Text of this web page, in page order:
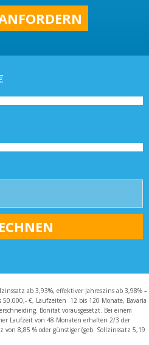
ab 3,93%, effektiver Jahreszins ab 3,98% –
50.000,- €, Laufzeiten 12 bis 120 Monate, Bavaria
Bonität vorausgesetzt. Bei einem
Laufzeit von 48 Monaten erhalten 2/3 der
8,85 % oder günstiger (geb. Sollzinssatz 5,19